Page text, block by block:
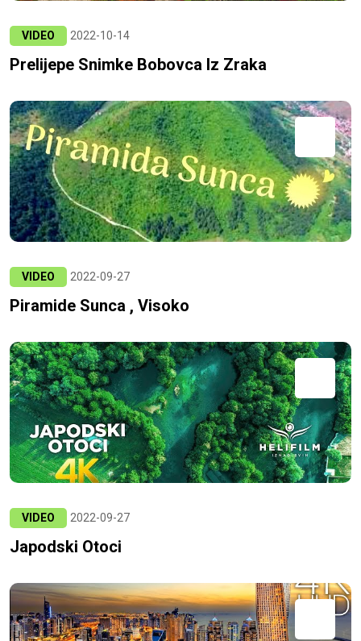
VIDEO 2022-10-14
Prelijepe Snimke Bobovca Iz Zraka
VIDEO 2022-09-27
Piramide Sunca , Visoko
VIDEO 2022-09-27
Japodski Otoci